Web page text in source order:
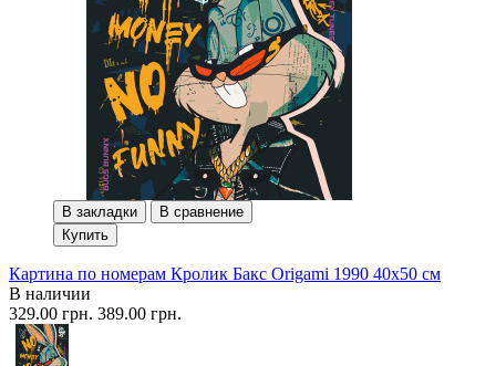
В закладки
В сравнение
Купить
Картина по номерам Кролик Бакс Origami 1990 40x50 см
В наличии
329.00 грн. 389.00 грн.